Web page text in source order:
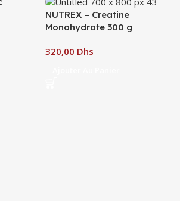
NUTREX – Creatine
Monohydrate 300 g
Dhs